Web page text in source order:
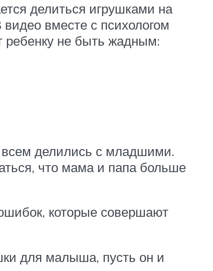
делиться игрушками на
вместе с психологом
ребенку не быть жадным:
всем делились с младшими.
что мама и папа больше
которые совершают
для малыша, пусть он и